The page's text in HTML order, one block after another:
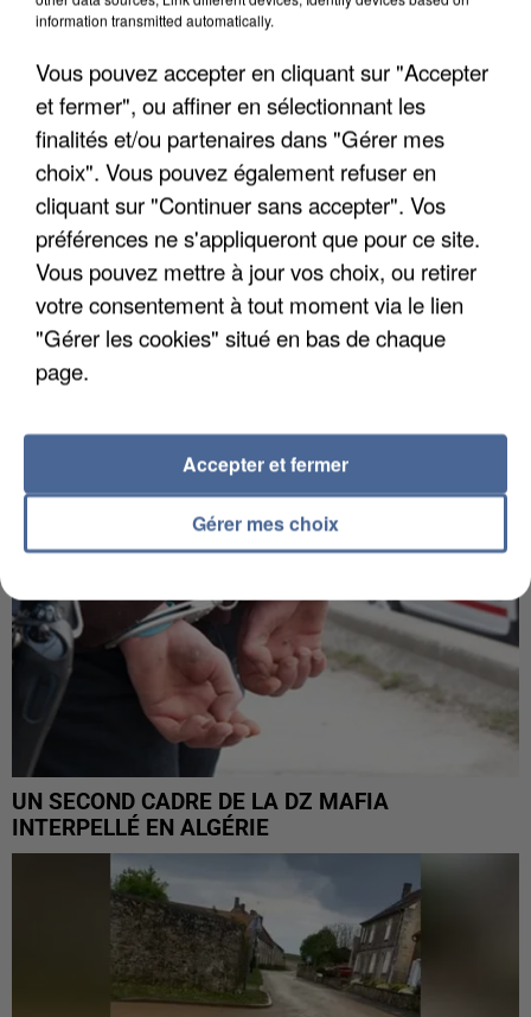
L’UN DES FONDATEURS SUPPOSÉS DE LA DZ
MAFIA INTERPELLÉ EN ALGÉRIE
UN SECOND CADRE DE LA DZ MAFIA
INTERPELLÉ EN ALGÉRIE
information transmitted automatically.
Vous pouvez accepter en cliquant sur "Accepter
et fermer", ou affiner en sélectionnant les
finalités et/ou partenaires dans "Gérer mes
choix". Vous pouvez également refuser en
cliquant sur "Continuer sans accepter". Vos
préférences ne s'appliqueront que pour ce site.
Vous pouvez mettre à jour vos choix, ou retirer
votre consentement à tout moment via le lien
"Gérer les cookies" situé en bas de chaque
page.
Gérer mes choix
Accepter et fermer